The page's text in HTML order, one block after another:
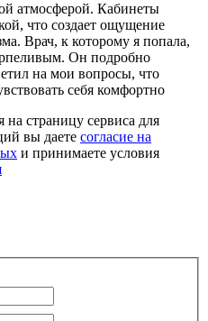
атмосферой. Кабинеты
что создает ощущение
Врач, к которому я попала,
Он подробно
на мои вопросы, что
себя комфортно
страницу сервиса для
вы даете согласие на
и принимаете условия